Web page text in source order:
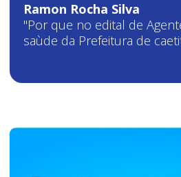
Ramon Rocha Silva
"Por que no edital de
saùde da Prefeitura de